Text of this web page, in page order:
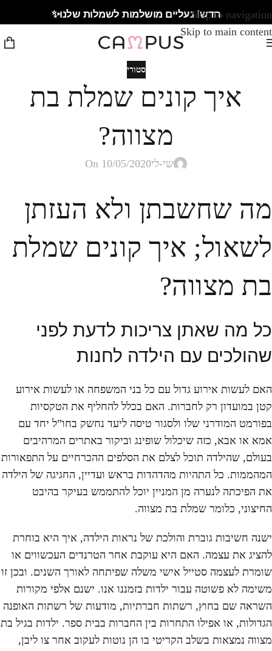
Skip to navigation
Skip to main content
חדש! נעליים מושלמות לשמלות שלנו✨
סטורי
איך קונים שמלת בת
מצווה?
שי-ליOn 10/05/2020
מה שחשבתן ולא העזתן
לשאול; איך קונים שמלת
בת מצווה?
כל מה שאתן צריכות לדעת לפני
שהולכים עם הילדה לחנות
האם לעשות אירוע גדול עם כל בני המשפחה או לעשות אירוע
קטן במועדון רק לחברות. האם בכלל להחליף את הטקסיות
בפורמט המודרני שלו ולסגור טיסה ליעד נחשק בחו”ל יחד עם
אמא או אבא, כזה שיכלול שופינג וביקור באתרים המרהיבים
בעולם, שהילדה תוכל לצלם את הסלפים ההכרחיים על התפאורות
המהממות. כל התהיות מהדהדות בראש ועדיין, החגיגה של הילדה
את הפיכתה לנערה מן המניין יוכל להתממש בעיקר בהיבט
החיצוני, כלומר שמלת בת מצווה.
ישנה חשיבות גוברת והולכת של נראות הילדה, איך היא בוחרת
להציג את עצמה. האם היא עוקבת אחר הטרנדים העכשווים או
שומרת לעצמה סטייל אישי משלה שפיתחה לאורך השנים. ובכן זו
משימה לא פשוטה עבור ילדות בזמננו אנו. ישנם אלפי מקורות
השראה שם בחוץ, רשתות חברתיות, מודעות של רשתות האופנה
הגדולות, או אפילו התחרות בין החברות בבית ספר. ילדות בגיל בת
מצווה נמצאות בשלב הקריטי בו הן נוטות לעקוב אחר צו ליבן,